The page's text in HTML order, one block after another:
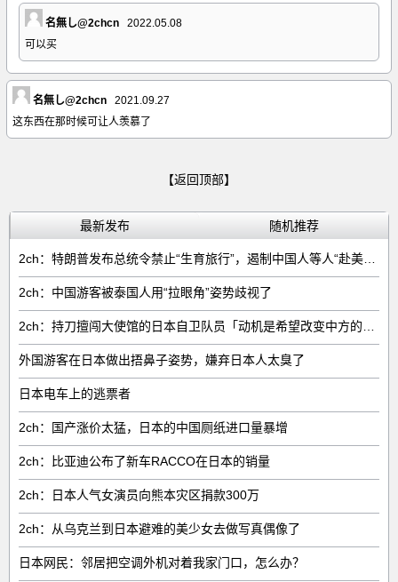
名無し@2chcn
2022.05.08
可以买
名無し@2chcn
2021.09.27
这东西在那时候可让人羡慕了
【返回顶部】
最新发布 随机推荐
2ch：中国游客被泰国人用“拉眼角”姿势歧视了
外国游客在日本做出捂鼻子姿势，嫌弃日本人太臭了
日本电车上的逃票者
2ch：国产涨价太猛，日本的中国厕纸进口量暴增
2ch：比亚迪公布了新车RACCO在日本的销量
2ch：日本人气女演员向熊本灾区捐款300万
2ch：从乌克兰到日本避难的美少女去做写真偶像了
日本网民：邻居把空调外机对着我家门口，怎么办？